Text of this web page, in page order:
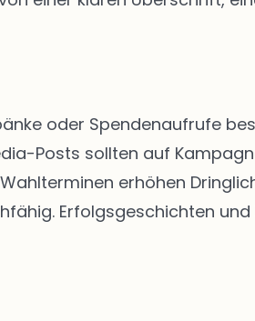
oder Spendenaufrufe
Posts sollten auf
erhöhen
Erfolgsgeschichten